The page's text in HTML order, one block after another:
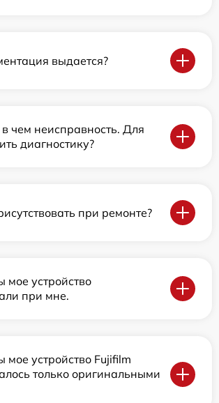
выдается?
чем неисправность. Для
диагностику?
при ремонте?
мое устройство
при мне.
мое устройство Fujifilm
только оригинальными